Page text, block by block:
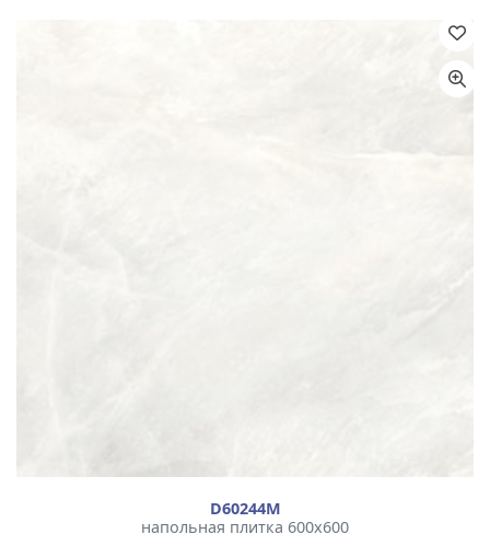
D60244М
напольная плитка 600x600